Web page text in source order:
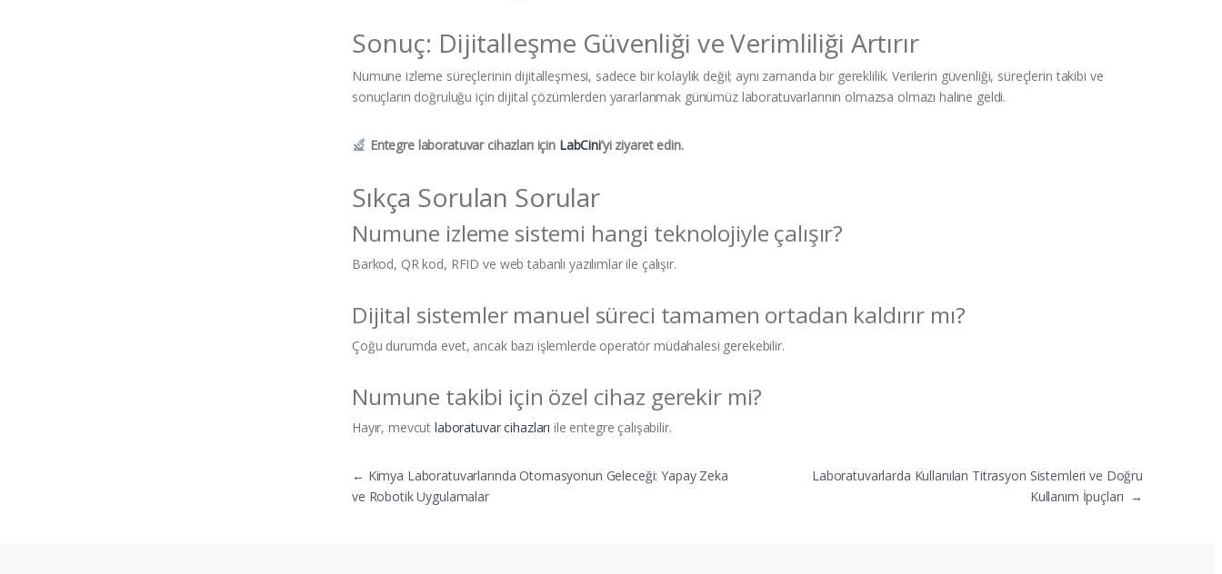
Sonuç: Dijitalleşme Güvenliği ve Verimliliği Artırır
Numune izleme süreçlerinin dijitalleşmesi, sadece bir kolaylık değil; aynı zamanda bir gereklilik. Verilerin güvenliği, süreçlerin takibi ve
sonuçların doğruluğu için dijital çözümlerden yararlanmak günümüz laboratuvarlarının olmazsa olmazı haline geldi.
Entegre laboratuvar cihazları için LabCini’yi ziyaret edin.
Sıkça Sorulan Sorular
Numune izleme sistemi hangi teknolojiyle çalışır?
Barkod, QR kod, RFID ve web tabanlı yazılımlar ile çalışır.
Dijital sistemler manuel süreci tamamen ortadan kaldırır mı?
Çoğu durumda evet, ancak bazı işlemlerde operatör müdahalesi gerekebilir.
Numune takibi için özel cihaz gerekir mi?
Hayır, mevcutlaboratuvar cihazları ile entegre çalışabilir.
Yazı gezinmesi
← Kimya Laboratuvarlarında Otomasyonun Geleceği: Yapay Zeka
ve Robotik Uygulamalar
Laboratuvarlarda Kullanılan Titrasyon Sistemleri ve Doğru
Kullanım İpuçları →